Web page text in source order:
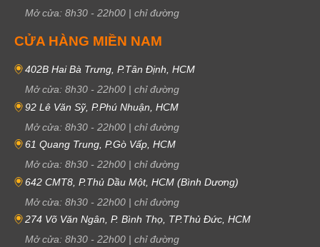
Mở cửa: 8h30 - 22h00 | chỉ đường
CỬA HÀNG MIỀN NAM
402B Hai Bà Trưng, P.Tân Định, HCM
Mở cửa: 8h30 - 22h00 | chỉ đường
92 Lê Văn Sỹ, P.Phú Nhuận, HCM
Mở cửa: 8h30 - 22h00 | chỉ đường
61 Quang Trung, P.Gò Vấp, HCM
Mở cửa: 8h30 - 22h00 | chỉ đường
642 CMT8, P.Thủ Dầu Một, HCM (Bình Dương)
Mở cửa: 8h30 - 22h00 | chỉ đường
274 Võ Văn Ngân, P. Bình Thọ, TP.Thủ Đức, HCM
Mở cửa: 8h30 - 22h00 | chỉ đường